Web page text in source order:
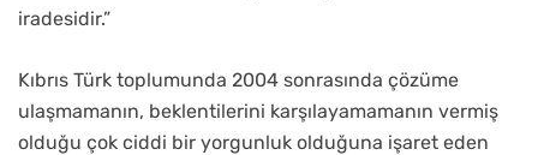
iradesidir.”
Kıbrıs Türk toplumunda 2004 sonrasında çözüme
ulaşmamanın, beklentilerini karşılayamamanın vermiş
olduğu çok ciddi bir yorgunluk olduğuna işaret eden